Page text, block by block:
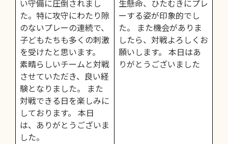
い守備に圧倒されまし
た。特に攻守にわたり隙
のないプレーの連続で、
子どもたちも多くの刺激
を受けたと思います。
素晴らしいチームと対戦
させていただき、良い経
験となりました。 また
対戦できる日を楽しみに
しております。 本日
は、ありがとうございま
した。
生懸命、ひたむきにプレ
ーする姿が印象的でし
た。 また機会がありま
したら、対戦よろしくお
願いします。 本日はあ
りがとうございました